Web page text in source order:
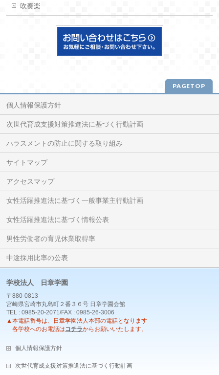
吹奏楽
PAGETOP
個人情報保護方針
次世代育成支援対策推進法に基づく行動計画
ハラスメントの防止に関する取り組み
サイトマップ
アクセスマップ
女性活躍推進法に基づく一般事業主行動計画
女性活躍推進法に基づく情報公表
男性労働者の育児休業取得率
中途採用比率の公表
学校法人 日章学園
〒880-0813
宮崎県宮崎市丸島町２番３６号 日章学園会館
TEL : 0985-20-2071/FAX : 0985-26-3006
▲本電話番号は、日章学園法人本部の電話となります
各学校へのお電話は コチラからお願いいたします。
個人情報保護方針
次世代育成支援対策推進法に基づく行動計画